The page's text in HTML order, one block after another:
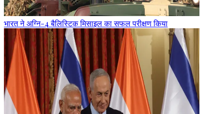
भारत ने अग्नि-4 बैलिस्टिक मिसाइल का सफल परीक्षण किया